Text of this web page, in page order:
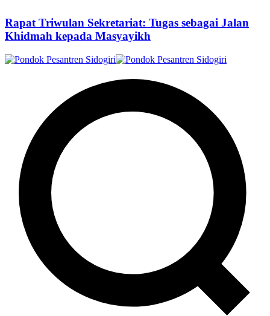
Rapat Triwulan Sekretariat: Tugas sebagai Jalan
Khidmah kepada Masyayikh